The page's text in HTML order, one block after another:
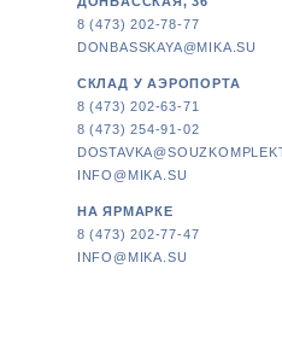
8 (473) 202-78-77
DONBASSKAYA@MIKA.SU
СКЛАД У АЭРОПОРТА
8 (473) 202-63-71
8 (473) 254-91-02
INFO@MIKA.SU
НА ЯРМАРКЕ
8 (473) 202-77-47
INFO@MIKA.SU